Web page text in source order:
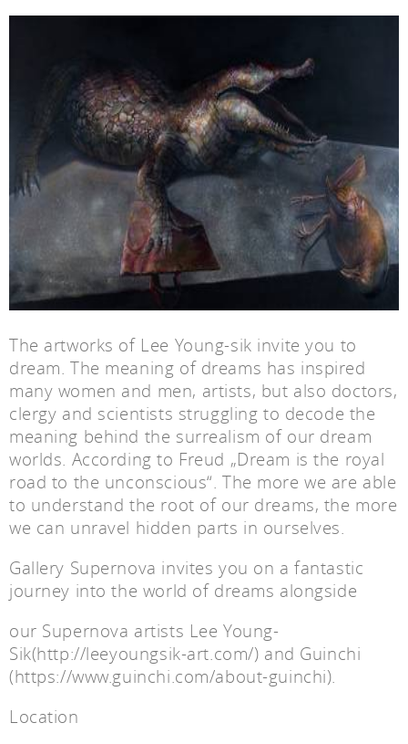
The artworks of Lee Young-sik invite you to
dream. The meaning of dreams has inspired
many women and men, artists, but also doctors,
clergy and scientists struggling to decode the
meaning behind the surrealism of our dream
worlds. According to Freud „Dream is the royal
road to the unconscious“. The more we are able
to understand the root of our dreams, the more
we can unravel hidden parts in ourselves.
Gallery Supernova invites you on a fantastic
journey into the world of dreams alongside
our Supernova artists Lee Young-
Sik(http://leeyoungsik-art.com/) and Guinchi
(https://www.guinchi.com/about-guinchi).
Location